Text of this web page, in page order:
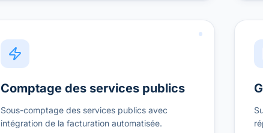
Comptage des services publics
Sous-comptage des services publics avec
intégration de la facturation automatisée.